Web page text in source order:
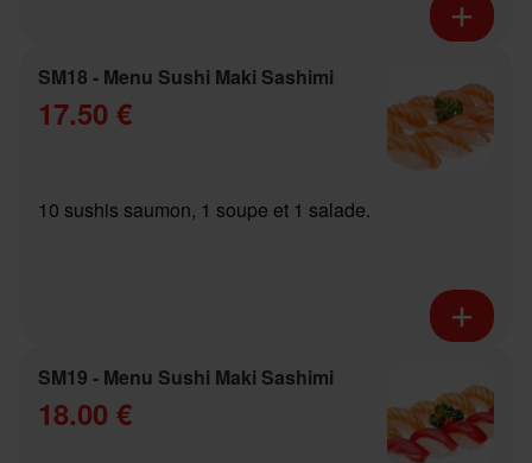
SM18 - Menu Sushi Maki Sashimi
17.50 €
10 sushis saumon, 1 soupe et 1 salade.
SM19 - Menu Sushi Maki Sashimi
18.00 €